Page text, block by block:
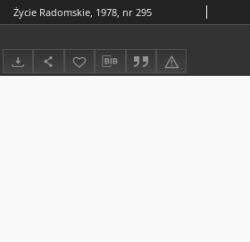
Życie Radomskie, 1978, nr 295